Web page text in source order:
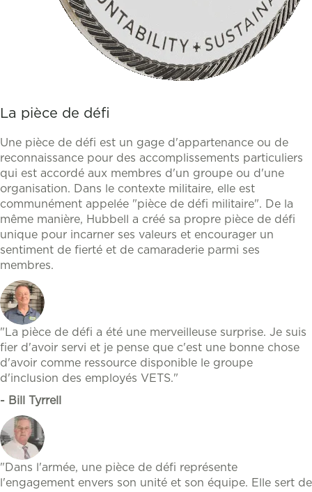
La pièce de défi
Une pièce de défi est un gage d'appartenance ou de
reconnaissance pour des accomplissements particuliers
qui est accordé aux membres d'un groupe ou d'une
organisation. Dans le contexte militaire, elle est
communément appelée "pièce de défi militaire". De la
même manière, Hubbell a créé sa propre pièce de défi
unique pour incarner ses valeurs et encourager un
sentiment de fierté et de camaraderie parmi ses
membres.
"La pièce de défi a été une merveilleuse surprise. Je suis
fier d'avoir servi et je pense que c'est une bonne chose
d'avoir comme ressource disponible le groupe
d'inclusion des employés VETS."
- Bill Tyrrell
"Dans l'armée, une pièce de défi représente
l'engagement envers son unité et son équipe. Elle sert de